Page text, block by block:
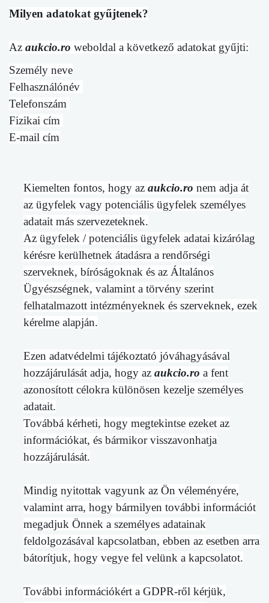
Milyen adatokat gyűjtenek?
Az aukcio.ro weboldal a következő adatokat gyűjti:
Személy neve
Felhasználónév
Telefonszám
Fizikai cím
E-mail cím
Kiemelten fontos, hogy az aukcio.ro nem adja át
az ügyfelek vagy potenciális ügyfelek személyes
adatait más szervezeteknek.
Az ügyfelek / potenciális ügyfelek adatai kizárólag
kérésre kerülhetnek átadásra a rendőrségi
szerveknek, bíróságoknak és az Általános
Ügyészségnek, valamint a törvény szerint
felhatalmazott intézményeknek és szerveknek, ezek
kérelme alapján.
Ezen adatvédelmi tájékoztató jóváhagyásával
hozzájárulását adja, hogy az aukcio.ro a fent
azonosított célokra különösen kezelje személyes
adatait.
Továbbá kérheti, hogy megtekintse ezeket az
információkat, és bármikor visszavonhatja
hozzájárulását.
Mindig nyitottak vagyunk az Ön véleményére,
valamint arra, hogy bármilyen további információt
megadjuk Önnek a személyes adatainak
feldolgozásával kapcsolatban, ebben az esetben arra
bátorítjuk, hogy vegye fel velünk a kapcsolatot.
További információkért a GDPR-ről kérjük,